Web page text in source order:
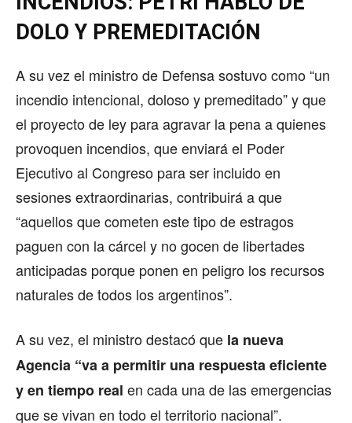
DOLO Y PREMEDITACIÓN
A su vez el ministro de Defensa sostuvo como “un
incendio intencional, doloso y premeditado” y que
el proyecto de ley para agravar la pena a quienes
provoquen incendios, que enviará el Poder
Ejecutivo al Congreso para ser incluido en
sesiones extraordinarias, contribuirá a que
“aquellos que cometen este tipo de estragos
paguen con la cárcel y no gocen de libertades
anticipadas porque ponen en peligro los recursos
naturales de todos los argentinos”.
A su vez, el ministro destacó que la nueva
Agencia “va a permitir una respuesta eficiente
y en tiempo real en cada una de las emergencias
que se vivan en todo el territorio nacional”.